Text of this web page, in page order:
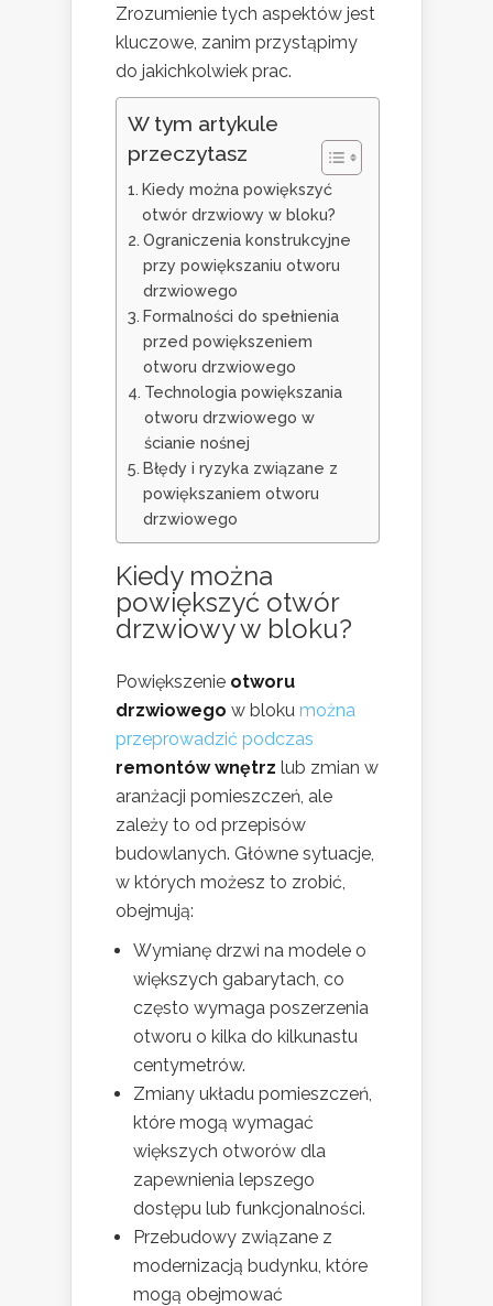
Zrozumienie tych aspektów jest
kluczowe, zanim przystąpimy
do jakichkolwiek prac.
W tym artykule
przeczytasz
Kiedy można powiększyć
otwór drzwiowy w bloku?
Ograniczenia konstrukcyjne
przy powiększaniu otworu
drzwiowego
Formalności do spełnienia
przed powiększeniem
otworu drzwiowego
Technologia powiększania
otworu drzwiowego w
ścianie nośnej
Błędy i ryzyka związane z
powiększaniem otworu
drzwiowego
Kiedy można
powiększyć otwór
drzwiowy w bloku?
Powiększenie otworu
drzwiowego w bloku można
przeprowadzić podczas
remontów wnętrz lub zmian w
aranżacji pomieszczeń, ale
zależy to od przepisów
budowlanych. Główne sytuacje,
w których możesz to zrobić,
obejmują:
Wymianę drzwi na modele o
większych gabarytach, co
często wymaga poszerzenia
otworu o kilka do kilkunastu
centymetrów.
Zmiany układu pomieszczeń,
które mogą wymagać
większych otworów dla
zapewnienia lepszego
dostępu lub funkcjonalności.
Przebudowy związane z
modernizacją budynku, które
mogą obejmować